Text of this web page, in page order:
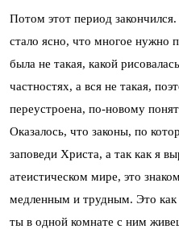
Потом этот период
стало ясно, что многое нужно
была не такая, какой
частностях, а вся не такая,
переустроена, по-новому
Оказалось, что законы, по
заповеди Христа, а так как я
атеистическом мире, это
медленным и трудным. Это как
ты в одной комнате с ним